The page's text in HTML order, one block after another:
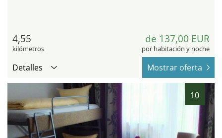
4,55
kilómetros
de 137,00 EUR
por habitación y noche
Detalles Mostrar oferta
10